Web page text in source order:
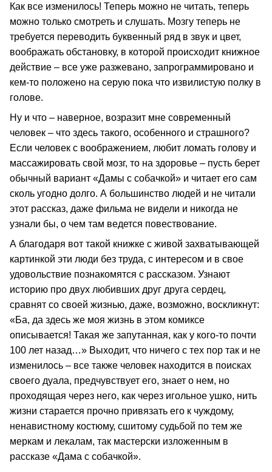
Как все изменилось! Теперь можно не читать, теперь
можно только смотреть и слушать. Мозгу теперь не
требуется переводить буквенный ряд в звук и цвет,
воображать обстановку, в которой происходит книжное
действие – все уже разжевано, запрограммировано и
кем-то положено на серую пока что извилистую полку в
голове.
Ну и что – наверное, возразит мне современный
человек – что здесь такого, особенного и страшного?
Если человек с воображением, любит ломать голову и
массажировать свой мозг, то на здоровье – пусть берет
обычный вариант «Дамы с собачкой» и читает его сам
сколь угодно долго. А большинство людей и не читали
этот рассказ, даже фильма не видели и никогда не
узнали бы, о чем там ведется повествование.
А благодаря вот такой книжке с живой захватывающей
картинкой эти люди без труда, с интересом и в свое
удовольствие познакомятся с рассказом. Узнают
историю про двух любивших друг друга сердец,
сравнят со своей жизнью, даже, возможно, воскликнут:
«Ба, да здесь же моя жизнь в этом комиксе
описывается! Такая же запутанная, как у кого-то почти
100 лет назад…» Выходит, что ничего с тех пор так и не
изменилось – все также человек находится в поисках
своего дуала, предчувствует его, знает о нем, но
проходящая через него, как через игольное ушко, нить
жизни старается прочно привязать его к чуждому,
ненавистному костюму, сшитому судьбой по тем же
меркам и лекалам, так мастерски изложенным в
рассказе «Дама с собачкой».